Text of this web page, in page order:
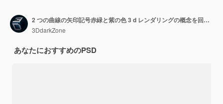
2 つの曲線の矢印記号赤緑と紫の色 3 d レンダリングの概念を回転させるための乗り物方向
3DdarkZone
あなたにおすすめのPSD